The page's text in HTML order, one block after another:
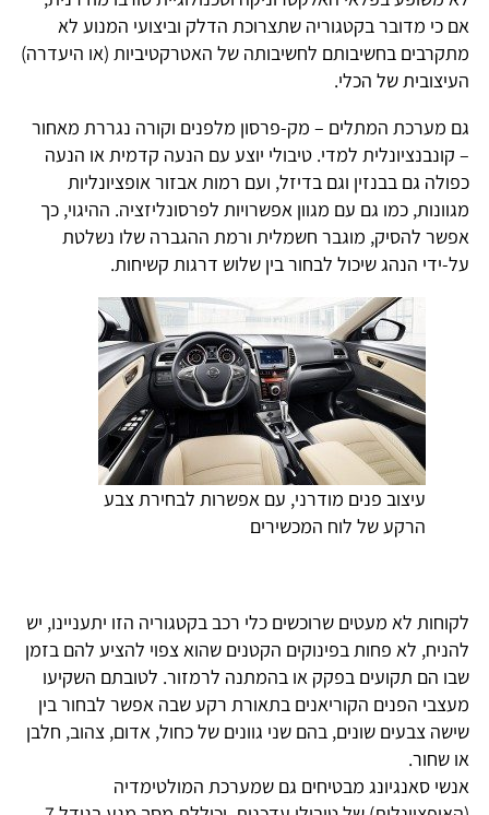
אם כי מדובר בקטגוריה שתצרוכת הדלק וביצועי המנוע לא
מתקרבים בחשיבותם לחשיבותה של האטרקטיביות (או היעדרה)
העיצובית של הכלי.
גם מערכת המתלים – מק-פרסון מלפנים וקורה נגררת מאחור
– קונבנציונלית למדי. טיבולי יוצע עם הנעה קדמית או הנעה
כפולה גם בבנזין וגם בדיזל, ועם רמות אבזור אופציונליות
מגוונות, כמו גם עם מגוון אפשרויות לפרסונליזציה. ההיגוי, כך
אפשר להסיק, מוגבר חשמלית ורמת ההגברה שלו נשלטת
על-ידי הנהג שיכול לבחור בין שלוש דרגות קשיחות.
עיצוב פנים מודרני, עם אפשרות לבחירת צבע
הרקע של לוח המכשירים
לקוחות לא מעטים שרוכשים כלי רכב בקטגוריה הזו יתעניינו, יש
להניח, לא פחות בפינוקים הקטנים שהוא צפוי להציע להם בזמן
שבו הם תקועים בפקק או בהמתנה לרמזור. לטובתם השקיעו
מעצבי הפנים הקוריאנים בתאורת רקע שבה אפשר לבחור בין
שישה צבעים שונים, בהם שני גוונים של כחול, אדום, צהוב, חלבן
או שחור.
אנשי סאנגיונג מבטיחים גם שמערכת המולטימדיה